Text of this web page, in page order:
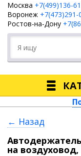
Москва +7(499)136-
Воронеж +7(473)291-
Ростов-на-Дону
← Назад
Автодержатель
на